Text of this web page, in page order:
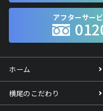
アフターサー
ホーム
横尾のこだわり